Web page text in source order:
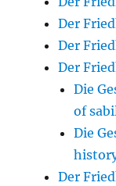
Der
Der
Der
Die
of
Die
Der